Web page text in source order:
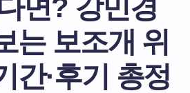
면? 강민경
는 보조개 위
간·후기 총정